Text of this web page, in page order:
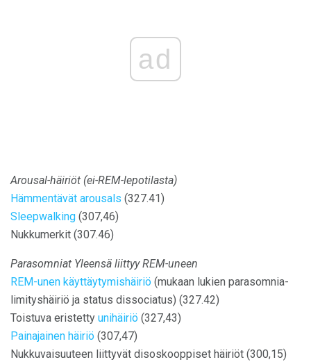
ad
Arousal-häiriöt (ei-REM-lepotilasta)
Hämmentävät arousals (327.41)
Sleepwalking (307,46)
Nukkumerkit (307.46)
Parasomniat Yleensä liittyy REM-uneen
REM-unen käyttäytymishäiriö (mukaan lukien parasomnia-
limityshäiriö ja status dissociatus) (327.42)
Toistuva eristetty unihäiriö (327,43)
Painajainen häiriö (307,47)
Nukkuvaisuuteen liittyvät disoskooppiset häiriöt (300,15)